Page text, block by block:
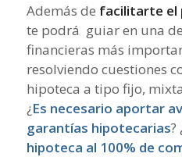
Además de facilitarte el
te podrá guiar en una
financieras más
resolviendo cuestiones
hipoteca a tipo fijo,
¿Es necesario aportar
garantías hipotecarias?
hipoteca al 100% de